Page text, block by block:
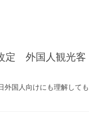
定 外国人観光客
外国人向けにも理解しても